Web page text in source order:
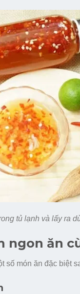
tủ lạnh và lấy ra
ngon ăn
số món ăn đặc biệt